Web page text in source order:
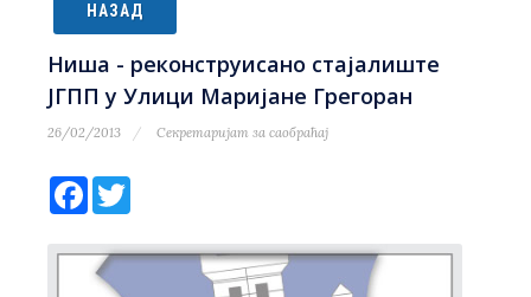
НАЗАД
Ниша - реконструисано стајалиште
ЈГПП у Улици Маријане Грегоран
26/02/2013 Секретаријат за саобраћај
Facebook